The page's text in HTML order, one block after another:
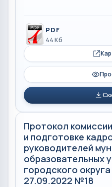
PDF
44 Кб
Протокол
и подготовке
руководителей
образовательных
городского
27.09.2022 №18